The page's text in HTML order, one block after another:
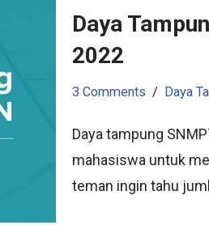
Daya
2022
3 Comments Daya
Daya tampung
mahasiswa untuk
teman ingin tahu